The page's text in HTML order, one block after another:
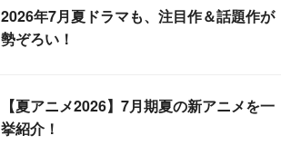
2026年7月夏ドラマも、注目作＆話題作が
勢ぞろい！
【夏アニメ2026】7月期夏の新アニメを一
挙紹介！